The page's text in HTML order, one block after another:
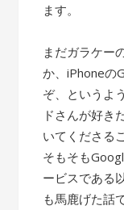
ます。
まだガラケー
か、iPhoneの
ぞ、というよ
ドさんが好き
いてくださる
そもそも
ービスである
も馬鹿げた話